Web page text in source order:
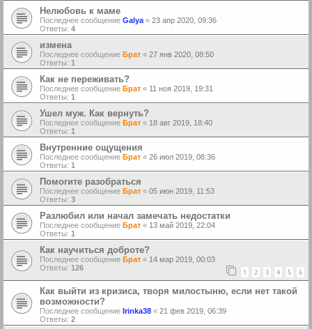
Нелюбовь к маме
Последнее сообщение Galya « 23 апр 2020, 09:36
Ответы: 4
измена
Последнее сообщение Брат « 27 янв 2020, 08:50
Ответы: 1
Как не переживать?
Последнее сообщение Брат « 11 ноя 2019, 19:31
Ответы: 1
Ушел муж. Как вернуть?
Последнее сообщение Брат « 18 авг 2019, 18:40
Ответы: 1
Внутренние ощущения
Последнее сообщение Брат « 26 июл 2019, 08:36
Ответы: 1
Помогите разобраться
Последнее сообщение Брат « 05 июн 2019, 11:53
Ответы: 3
Разлюбил или начал замечать недостатки
Последнее сообщение Брат « 13 май 2019, 22:04
Ответы: 1
Как научиться доброте?
Последнее сообщение Брат « 14 мар 2019, 00:03
Ответы: 126 1 2 3 4 5 6
Как выйти из кризиса, творя милостыню, если нет такой
возможности?
Последнее сообщение Irinka38 « 21 фев 2019, 06:39
Ответы: 2